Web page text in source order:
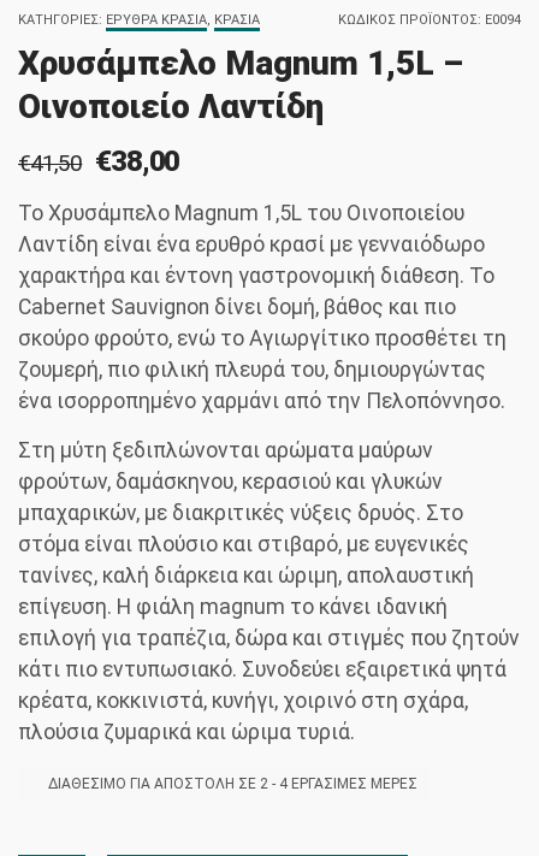
ΚΩΔΙΚΌΣ ΠΡΟΪΌΝΤΟΣ: E0094
ΚΑΤΗΓΟΡΊΕΣ: ΕΡΥΘΡΆ ΚΡΑΣΙΆ, ΚΡΑΣΙΆ
Χρυσάμπελο Magnum 1,5L –
Οινοποιείο Λαντίδη
€41,50 Original
was:
€41,50.
€38,00Η
τιμή
είναι:
€38,00.
Το Χρυσάμπελο Magnum 1,5L του Οινοποιείου
Λαντίδη είναι ένα ερυθρό κρασί με γενναιόδωρο
χαρακτήρα και έντονη γαστρονομική διάθεση. Το
Cabernet Sauvignon δίνει δομή, βάθος και πιο
σκούρο φρούτο, ενώ το Αγιωργίτικο προσθέτει τη
ζουμερή, πιο φιλική πλευρά του, δημιουργώντας
ένα ισορροπημένο χαρμάνι από την Πελοπόννησο.
Στη μύτη ξεδιπλώνονται αρώματα μαύρων
φρούτων, δαμάσκηνου, κερασιού και γλυκών
μπαχαρικών, με διακριτικές νύξεις δρυός. Στο
στόμα είναι πλούσιο και στιβαρό, με ευγενικές
τανίνες, καλή διάρκεια και ώριμη, απολαυστική
επίγευση. Η φιάλη magnum το κάνει ιδανική
επιλογή για τραπέζια, δώρα και στιγμές που ζητούν
κάτι πιο εντυπωσιακό. Συνοδεύει εξαιρετικά ψητά
κρέατα, κοκκινιστά, κυνήγι, χοιρινό στη σχάρα,
πλούσια ζυμαρικά και ώριμα τυριά.
ΔΙΑΘΈΣΙΜΟ ΓΙΑ ΑΠΟΣΤΟΛΉ ΣΕ 2 - 4 ΕΡΓΆΣΙΜΕΣ ΜΈΡΕΣ